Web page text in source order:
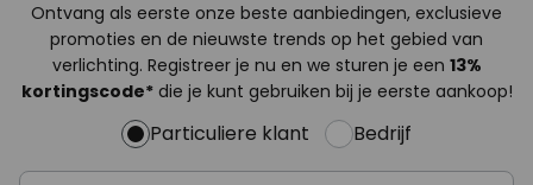
Ontvang als eerste onze beste aanbiedingen, exclusieve
promoties en de nieuwste trends op het gebied van
verlichting. Registreer je nu en we sturen je een 13%
kortingscode*die je kunt gebruiken bij je eerste aankoop!
Particuliere klant Bedrijf